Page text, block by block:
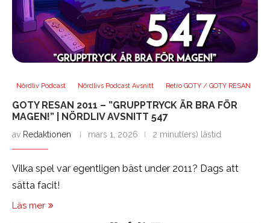
Nördliv Podcast Nördlivs Podcast Avsnitt Retro GOTY / GOTY RESAN
GOTY RESAN 2011 – ”GRUPPTRYCK ÄR BRA FÖR
MAGEN!” | NÖRDLIV AVSNITT 547
av Redaktionen mars 1, 2026 2 minut(ers) lästid
Vilka spel var egentligen bäst under 2011? Dags att
sätta facit!
Läs mer